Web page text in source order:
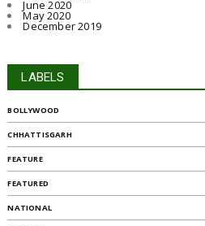
June 2020
May 2020
December 2019
LABELS
BOLLYWOOD
CHHATTISGARH
FEATURE
FEATURED
NATIONAL